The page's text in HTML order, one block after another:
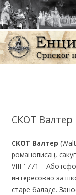
СКОТ Валтер
СКОТ Валтер
романописац,
VIII 1771 –
интересовао за
старе баладе.